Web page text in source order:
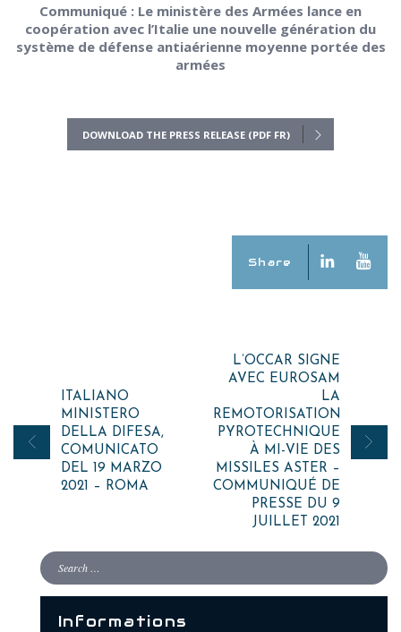
Communiqué : Le ministère des Armées lance en
coopération avec l’Italie une nouvelle génération du
système de défense antiaérienne moyenne portée des
armées
DOWNLOAD THE PRESS RELEASE (PDF FR)
Share
navigation
ITALIANO
MINISTERO
DELLA DIFESA,
COMUNICATO
DEL 19 MARZO
2021 – ROMA
L’OCCAR SIGNE
AVEC EUROSAM
LA
REMOTORISATION
PYROTECHNIQUE
À MI-VIE DES
MISSILES ASTER –
COMMUNIQUÉ DE
PRESSE DU 9
JUILLET 2021
Informations